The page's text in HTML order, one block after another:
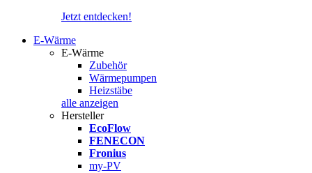
Jetzt entdecken!
E-Wärme
E-Wärme
Zubehör
Wärmepumpen
Heizstäbe
alle anzeigen
Hersteller
EcoFlow
FENECON
Fronius
my-PV